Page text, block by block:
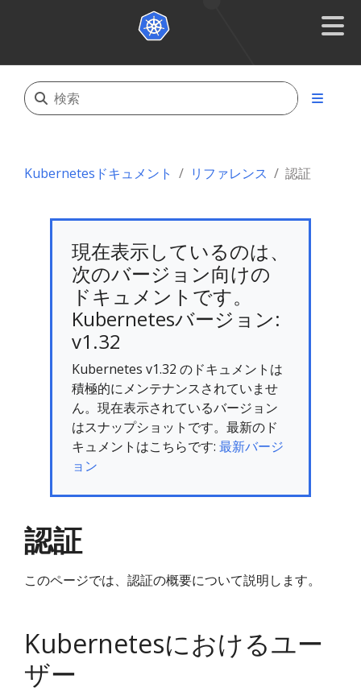
Kubernetesドキュメント リファレンス 認証
現在表示しているのは、
次のバージョン向けの
ドキュメントです。
Kubernetesバージョン:
v1.32
Kubernetes v1.32 のドキュメントは
積極的にメンテナンスされていませ
ん。現在表示されているバージョン
はスナップショットです。最新のド
キュメントはこちらです: 最新バージ
ョン
認証
このページでは、認証の概要について説明します。
Kubernetesにおけるユー
ザー